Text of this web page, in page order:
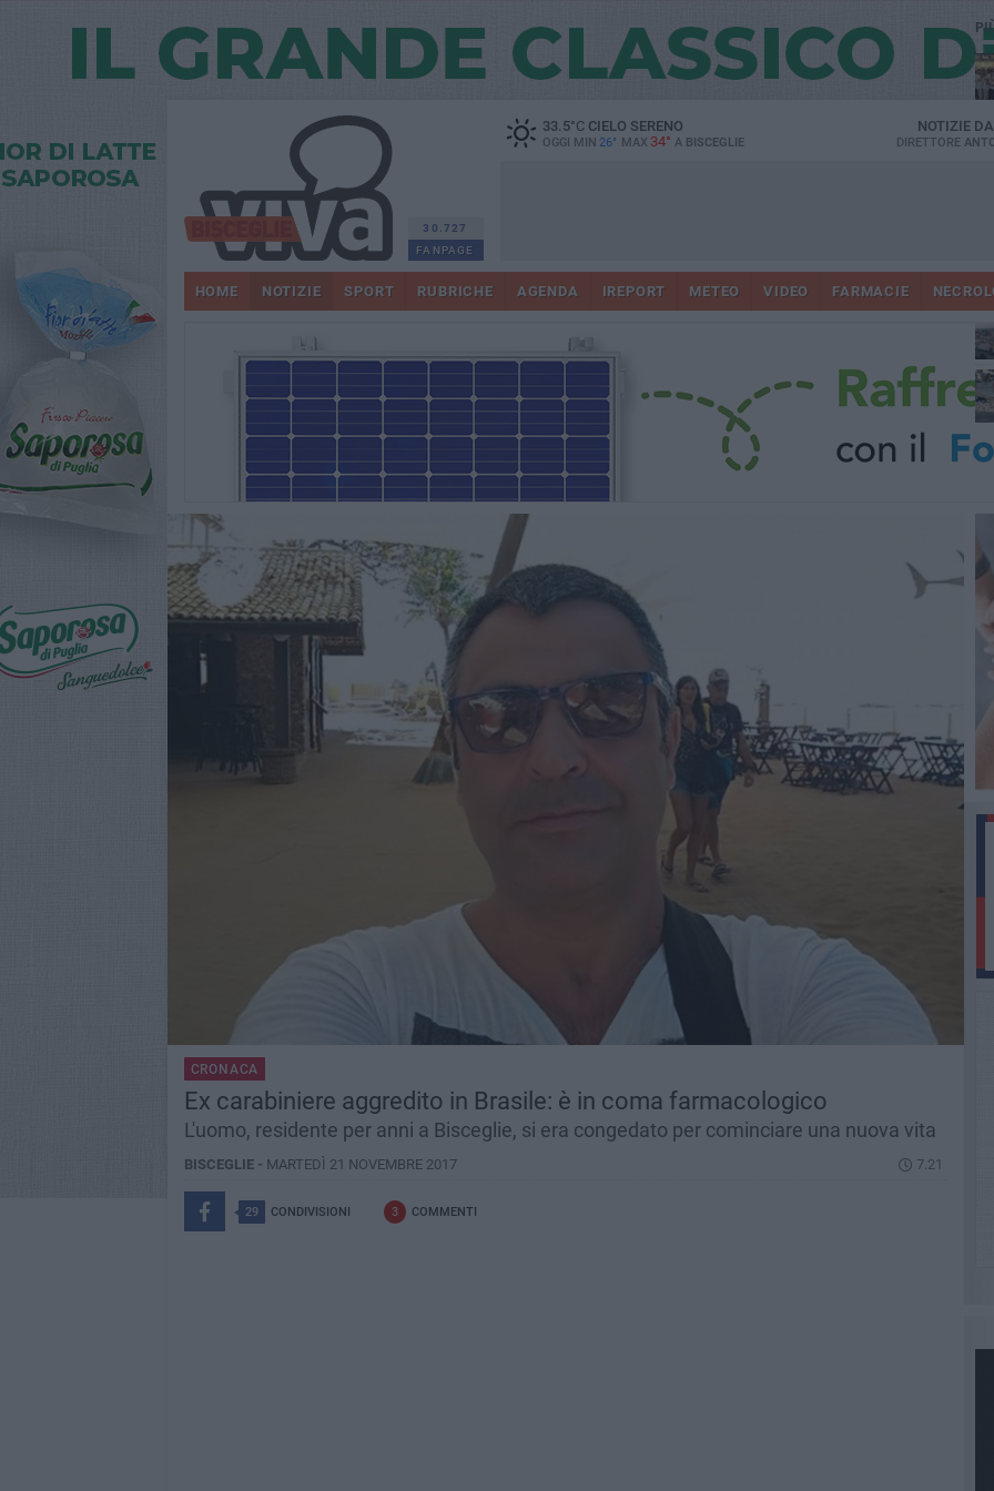
30.727
FANPAGE
33.5°CCIELO SERENO
OGGI MIN 26° MAX 34° A BISCEGLIE
NOTIZIE
DIRETTORE
HOME NOTIZIE SPORT RUBRICHE AGENDA IREPORT METEO VIDEO FARMACIE
CRONACA
Ex carabiniere aggredito in Brasile: è in coma farmacologico
L'uomo, residente per anni a Bisceglie, si era congedato per cominciare una nuova vita
BISCEGLIE - MARTEDÌ 21 NOVEMBRE 2017 7.21
29 CONDIVISIONI 3 COMMENTI